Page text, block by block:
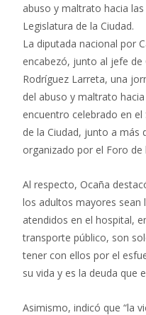
abuso y maltrato hacia
Legislatura de la Ciudad.
La diputada nacional por
encabezó, junto al jefe
Rodríguez Larreta, una
del abuso y maltrato
encuentro celebrado en
de la Ciudad, junto a más
organizado por el Foro de
Al respecto, Ocaña
los adultos mayores sean
atendidos en el hospital,
transporte público, son
tener con ellos por el
su vida y es la deuda que
Asimismo, indicó que “la